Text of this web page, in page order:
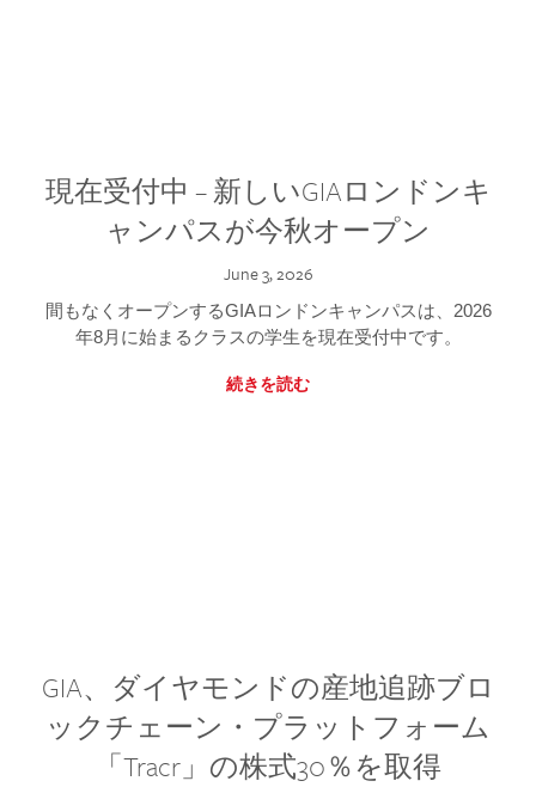
現在受付中 – 新しいGIAロンドンキ
ャンパスが今秋オープン
June 3, 2026
間もなくオープンするGIAロンドンキャンパスは、2026
年8月に始まるクラスの学生を現在受付中です。
続きを読む
GIA、ダイヤモンドの産地追跡ブロ
ックチェーン・プラットフォーム
「Tracr」の株式30％を取得